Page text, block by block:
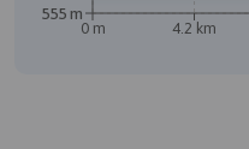
0 m 4.2 km
555 m